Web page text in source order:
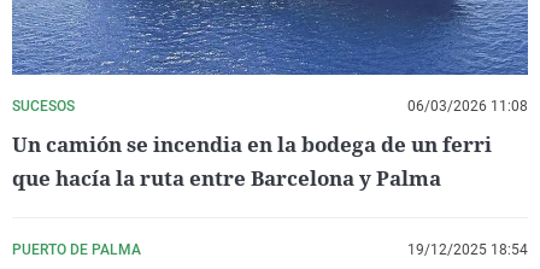
SUCESOS 06/03/2026 11:08
Un camión se incendia en la bodega de un ferri
que hacía la ruta entre Barcelona y Palma
PUERTO DE PALMA 19/12/2025 18:54